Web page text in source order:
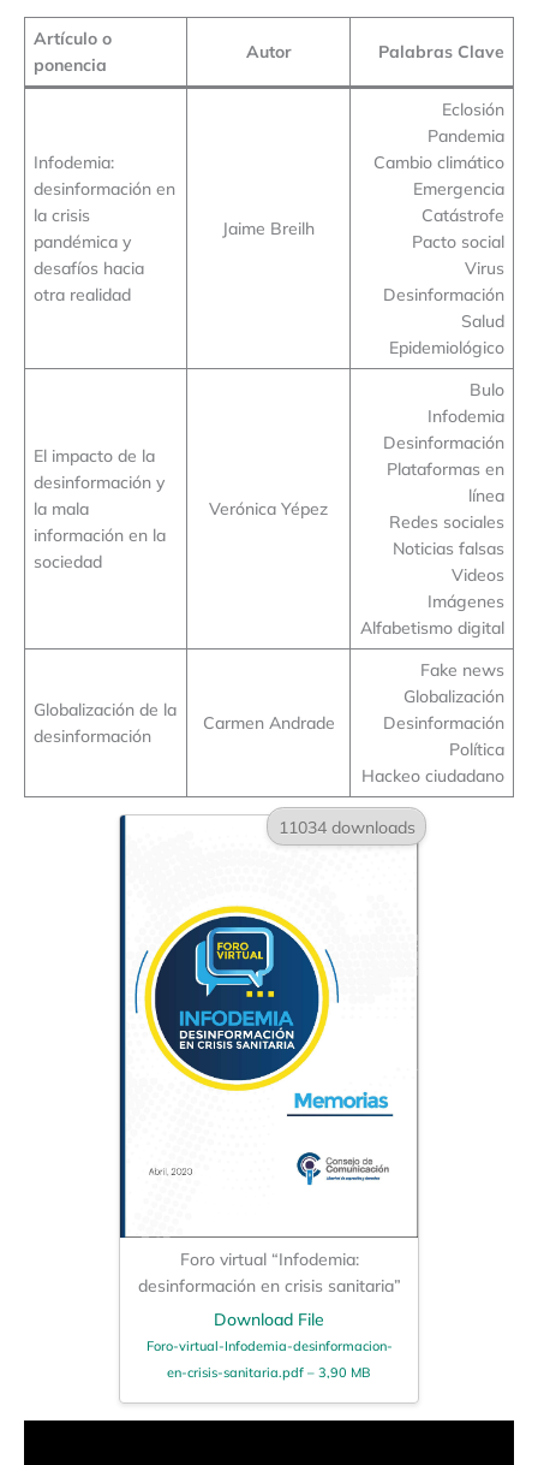
Artículo o
ponencia
Autor Palabras Clave
Infodemia:
desinformación en
la crisis
pandémica y
desafíos hacia
otra realidad
Jaime Breilh
Eclosión
Pandemia
Cambio climático
Emergencia
Catástrofe
Pacto social
Virus
Desinformación
Salud
Epidemiológico
El impacto de la
desinformación y
la mala
información en la
sociedad
Verónica Yépez
Bulo
Infodemia
Desinformación
Plataformas en
línea
Redes sociales
Noticias falsas
Videos
Imágenes
Alfabetismo digital
Globalización de la
desinformación
Carmen Andrade
Fake news
Globalización
Desinformación
Política
Hackeo ciudadano
11034 downloads
Foro virtual “Infodemia:
desinformación en crisis sanitaria”
Download File
Foro-virtual-Infodemia-desinformacion-
en-crisis-sanitaria.pdf – 3,90 MB